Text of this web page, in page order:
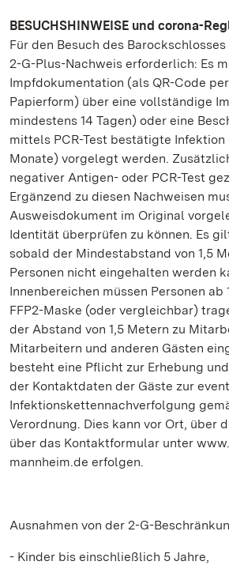
BESUCHSHINWEISE und corona-
Für den Besuch des
2-G-Plus-Nachweis erforderlich: Es
Impfdokumentation (als QR-Code
Papierform) über eine vollständige
mindestens 14 Tagen) oder eine
mittels PCR-Test bestätigte
Monate) vorgelegt werden.
negativer Antigen- oder PCR-Test
Ergänzend zu diesen Nachweisen
Ausweisdokument im Original
Identität überprüfen zu können. Es
sobald der Mindestabstand von 1,5
Personen nicht eingehalten werden
Innenbereichen müssen Personen ab
FFP2-Maske (oder vergleichbar)
der Abstand von 1,5 Metern zu
Mitarbeitern und anderen Gästen
besteht eine Pflicht zur Erhebung
der Kontaktdaten der Gäste zur
Infektionskettennachverfolgung
Verordnung. Dies kann vor Ort, über
über das Kontaktformular unter
mannheim.de erfolgen.
Ausnahmen von der 2-G-
- Kinder bis einschließlich 5 Jahre,